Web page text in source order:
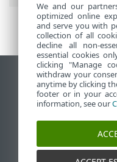
Näytä
End of Life
ESET-
ESET-foorumi
ESET Status Portal
Alueellinen tuki
We and our
optimized online
and serve you with
collection of all
decline all non-
essential cookies
clicking "Manage
withdraw your
anytime by clicking
footer or in your
information, see our